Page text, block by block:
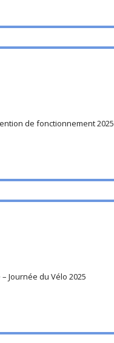
de fonctionnement 2025
Journée du Vélo 2025